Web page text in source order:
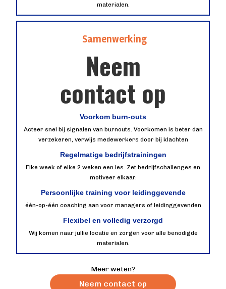
materialen.
Samenwerking
Neem
contact op
Voorkom burn-outs
Acteer snel bij signalen van burnouts. Voorkomen is beter dan
verzekeren, verwijs medewerkers door bij klachten
Regelmatige bedrijfstrainingen
Elke week of elke 2 weken een les. Zet bedrijfschallenges en
motiveer elkaar.
Persoonlijke training voor leidinggevende
één-op-één coaching aan voor managers of leidinggevenden
Flexibel en volledig verzorgd
Wij komen naar jullie locatie en zorgen voor alle benodigde
materialen.
Meer weten?
Neem contact op